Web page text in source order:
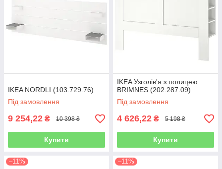
IKEA NORDLI (103.729.76)
Під замовлення
9 254,22 ₴ 10 398 ₴
Купити
IKEA Узголів'я з полицею
BRIMNES (202.287.09)
Під замовлення
4 626,22 ₴ 5 198 ₴
Купити
–11% –11%